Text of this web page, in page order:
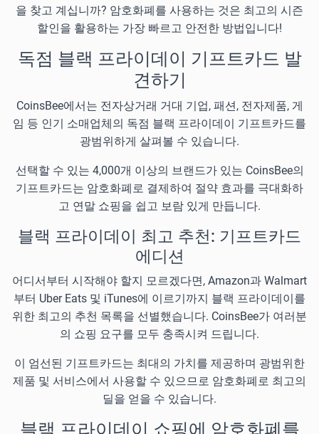
을 찾고 계십니까? 암호화폐를 사용하는 것은 최고의 시즌
할인을 활용하는 가장 빠르고 안전한 방법입니다!
독점 블랙 프라이데이 기프트카드 발
견하기
CoinsBee에서는 전자상거래 거대 기업, 패션, 전자제품, 게
임 등 인기 소매업체의 독점 블랙 프라이데이 기프트카드를
광범위하게 살펴볼 수 있습니다.
선택할 수 있는 4,000개 이상의 브랜드가 있는 CoinsBee의
기프트카드는 암호화폐로 결제하여 절약 효과를 극대화하
고 연말 쇼핑을 쉽고 보람 있게 만듭니다.
블랙 프라이데이 최고 추천: 기프트카드
에디션
어디서부터 시작해야 할지 모르겠다면, Amazon과 Walmart
부터 Uber Eats 및 iTunes에 이르기까지 블랙 프라이데이를
위한 최고의 추천 목록을 선별했습니다. CoinsBee가 여러분
의 쇼핑 요구를 모두 충족시켜 드립니다.
이 엄선된 기프트카드는 최대의 가치를 제공하며 광범위한
제품 및 서비스에서 사용할 수 있으므로 암호화폐로 최고의
딜을 얻을 수 있습니다.
블랙 프라이데이 쇼핑에 암호화폐를